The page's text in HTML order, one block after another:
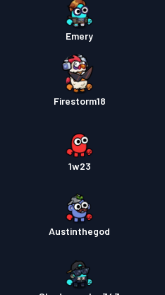
Emery
Firestorm18
1w23
Austinthegod